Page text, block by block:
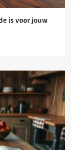
is voor jouw